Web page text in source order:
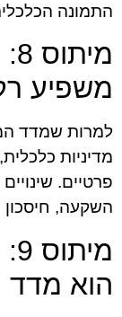
התמונה
משפיע
למרות שמדד
מדיניות
פרטיים.
השקעה, חיסכון
הוא מדד